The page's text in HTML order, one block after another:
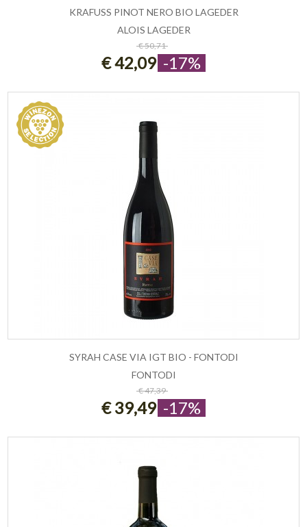
ESAURITO
KRAFUSS PINOT NERO BIO LAGEDER
ALOIS LAGEDER
€ 50,71
€ 42,09 -17%
ESAURITO
SYRAH CASE VIA IGT BIO - FONTODI
FONTODI
€ 47,39
€ 39,49 -17%